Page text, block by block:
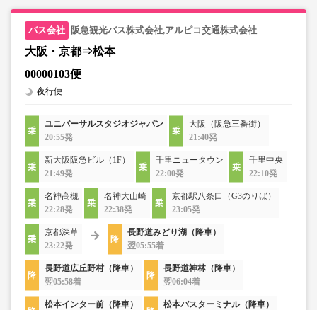
阪急観光バス株式会社,アルピコ交通株式会社
大阪・京都⇒松本
00000103便
夜行便
ユニバーサルスタジオジャパン
20:55発
大阪（阪急三番街）
21:40発
新大阪阪急ビル（1F）
21:49発
千里ニュータウン
22:00発
千里中央
22:10発
名神高槻
22:28発
名神大山崎
22:38発
京都駅八条口（G3のりば）
23:05発
京都深草
23:22発
長野道みどり湖（降車）
翌05:55着
長野道広丘野村（降車）
翌05:58着
長野道神林（降車）
翌06:04着
松本インター前（降車）
松本バスターミナル（降車）